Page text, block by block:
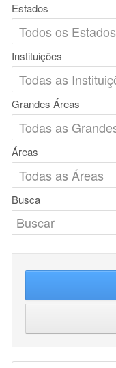
Estados
Instituições
Grandes Áreas
Áreas
Busca